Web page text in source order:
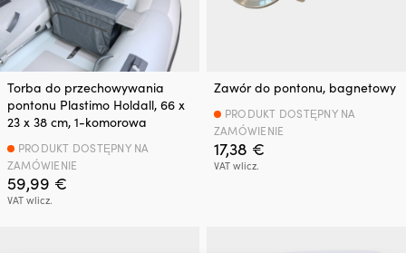
Torba do przechowywania
pontonu Plastimo Holdall, 66 x
23 x 38 cm, 1-komorowa
59,99 €
VAT wlicz.
PRODUKT DOSTĘPNY NA
ZAMÓWIENIE
Zawór do pontonu, bagnetowy
17,38 €
VAT wlicz.
PRODUKT DOSTĘPNY NA
ZAMÓWIENIE